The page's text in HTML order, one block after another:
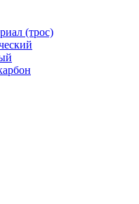
(трос)